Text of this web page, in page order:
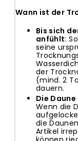
Wann ist der
Bis sich
anfühlt:
seine
der
(mind. 2
dauern.
Die
Wenn die
die
Artikel